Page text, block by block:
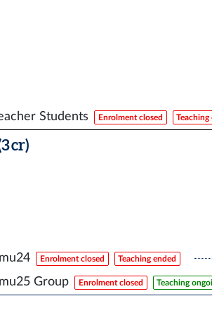
Students Enrolment closed Teaching
cr)
Enrolment closed Teaching ended
Group Enrolment closed Teaching